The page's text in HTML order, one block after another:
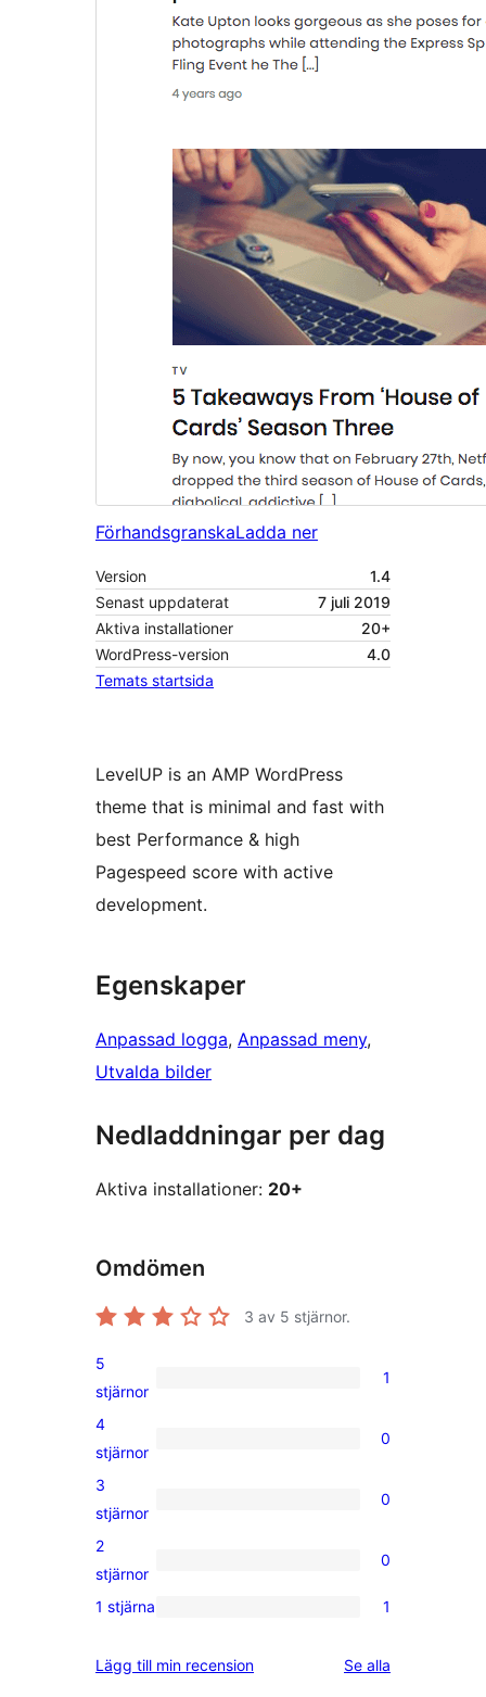
FörhandsgranskaLadda ner
Version
1.4
Senast uppdaterat
7 juli 2019
Aktiva installationer
20+
WordPress-version
4.0
Temats startsida
LevelUP is an AMP WordPress
theme that is minimal and fast with
best Performance & high
Pagespeed score with active
development.
Egenskaper
Anpassad logga, Anpassad meny
Utvalda bilder
Nedladdningar per dag
Aktiva installationer: 20+
Omdömen
3 av 5 stjärnor.
1
5-
stjärnig
5
stjärnor
1
0
4-
stjärniga
4
stjärnor
0
0
3-
stjärniga
3
stjärnor
0
0
2-
recensioner
2
stjärnor
0
1
stjärnig
1 stjärna 1
Lägg till min recension Se alla